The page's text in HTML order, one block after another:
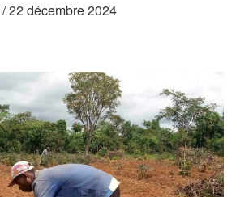
/22 décembre 2024